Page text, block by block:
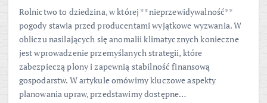
Rolnictwo to dziedzina, w której **nieprzewidywalność**
pogody stawia przed producentami wyjątkowe wyzwania. W
obliczu nasilających się anomalii klimatycznych konieczne
jest wprowadzenie przemyślanych strategii, które
zabezpieczą plony i zapewnią stabilność finansową
gospodarstw. W artykule omówimy kluczowe aspekty
planowania upraw, przedstawimy dostępne…